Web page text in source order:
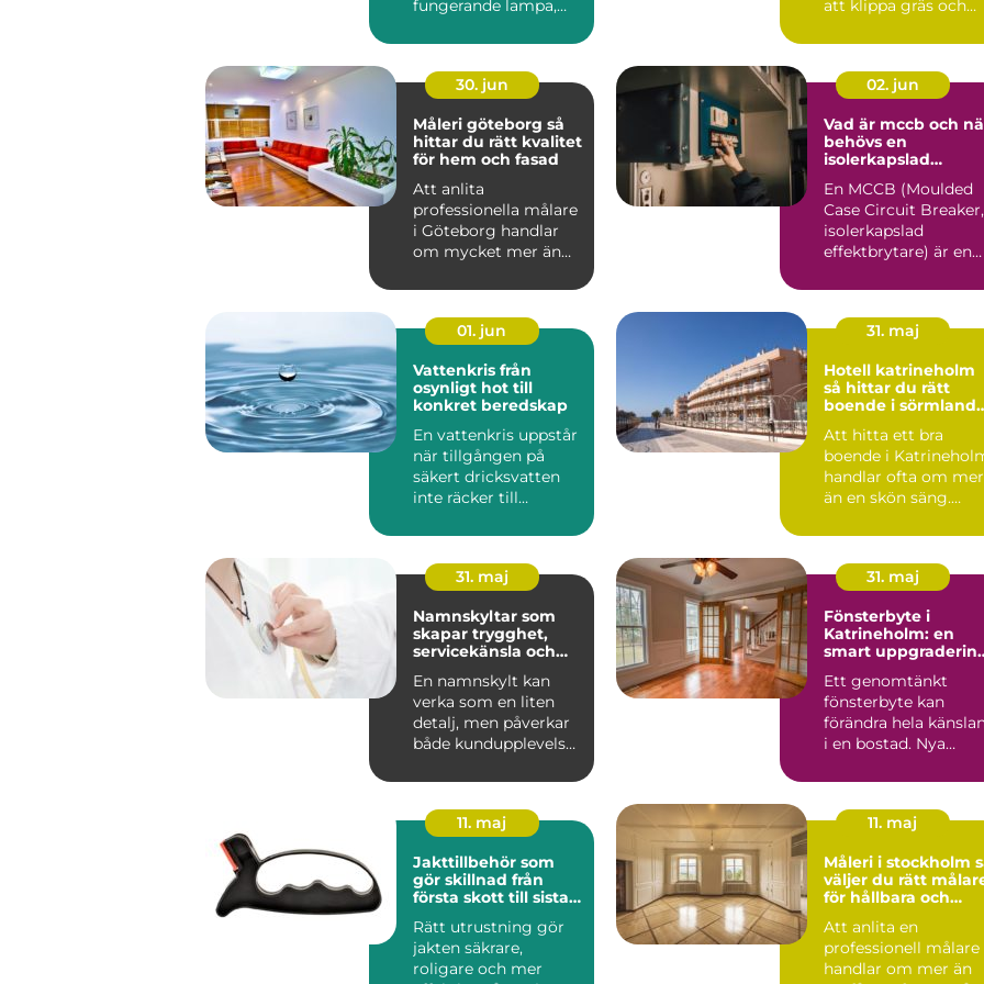
fungerande lampa,
ventilationsan...
att klippa gräs och
med kalk...
30. jun
Måleri göteborg så
hittar du rätt kvalitet
för hem och fasad
Att anlita
professionella målare
i Göteborg handlar
om mycket mer än
på vägga...
02. jun
Vad är mccb och
behövs en
isolerkapslad
En MCCB (Moulded
Case Circuit Breaker,
isolerkapslad
effektbrytare) är en
elin...
01. jun
Vattenkris från
osynligt hot till
konkret beredskap
En vattenkris uppstår
när tillgången på
säkert dricksvatten
inte räcker till
grundläggand...
31. maj
Hotell katrineholm
så hittar du rätt
boende i sörmlands
Att hitta ett bra
boende i
handlar ofta om mer
än en skön säng.
sta...
31. maj
Namnskyltar som
skapar trygghet,
servicekänsla och
En namnskylt kan
verka som en liten
detalj, men påverkar
både kundupplevelse,
v...
31. maj
Fönsterbyte i
Katrineholm: en
smart
Ett genomtänkt
fönsterbyte kan
förändra hela
i en bostad. Nya
11. maj
Jakttillbehör som
gör skillnad från
första skott till sista
Rätt utrustning gör
jakten säkrare,
roligare och mer
11. maj
Måleri i stockholm så
väljer du rätt
för hållbara och
Att anlita en
professionell målare
handlar om mer än